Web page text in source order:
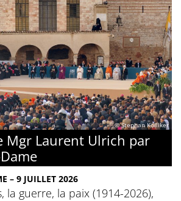
© Stephan Kölliker
Mgr Laurent Ulrich par
– 9 JUILLET 2026
la guerre, la paix (1914-2026),